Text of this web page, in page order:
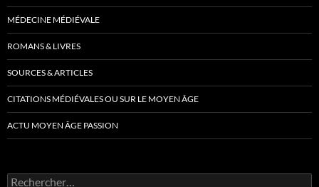
MÉDECINE MÉDIÉVALE
ROMANS & LIVRES
SOURCES & ARTICLES
CITATIONS MÉDIÉVALES OU SUR LE MOYEN ÂGE
ACTU MOYEN ÂGE PASSION
Rechercher :